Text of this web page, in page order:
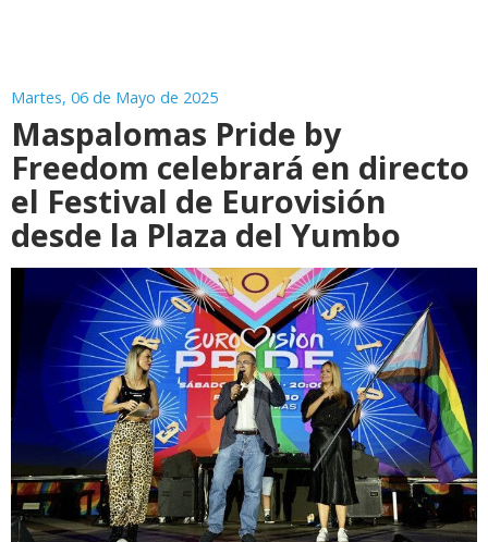
Martes, 06 de Mayo de 2025
Maspalomas Pride by
Freedom celebrará en directo
el Festival de Eurovisión
desde la Plaza del Yumbo